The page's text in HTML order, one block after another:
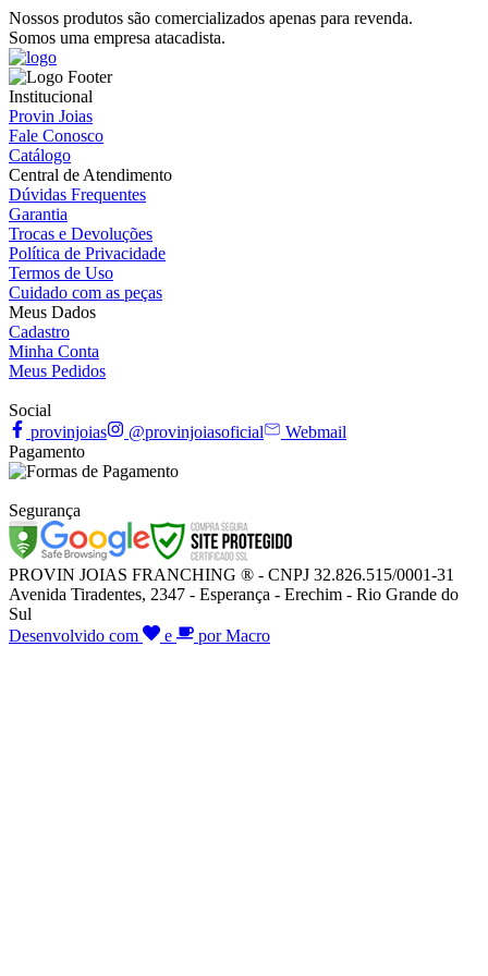
Nossos produtos são comercializados apenas para revenda.
Somos uma empresa atacadista.
Institucional
Provin Joias
Fale Conosco
Catálogo
Central de Atendimento
Dúvidas Frequentes
Garantia
Trocas e Devoluções
Política de Privacidade
Termos de Uso
Cuidado com as peças
Meus Dados
Cadastro
Minha Conta
Meus Pedidos
Social
provinjoias
@provinjoiasoficial
Webmail
Pagamento
Segurança
PROVIN JOIAS FRANCHING ® - CNPJ 32.826.515/0001-31
Avenida Tiradentes, 2347 - Esperança - Erechim - Rio Grande do
Sul
Desenvolvido com
e por Macro